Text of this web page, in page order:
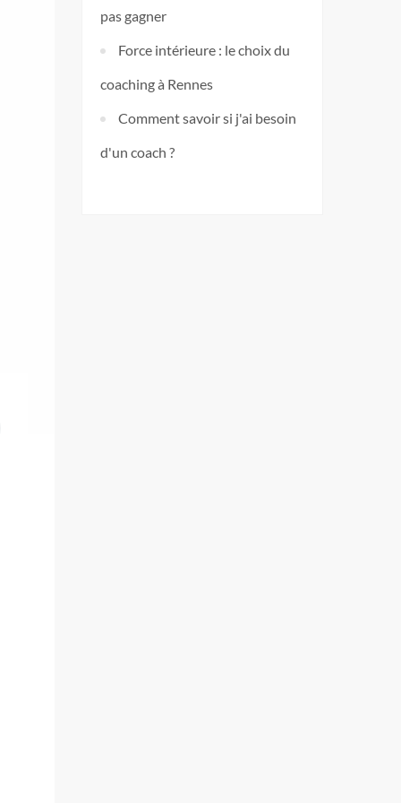
pas gagner
Force intérieure : le choix du
coaching à Rennes
Comment savoir si j'ai besoin
d'un coach ?